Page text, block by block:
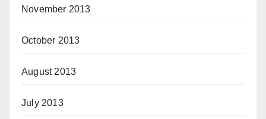
November 2013
October 2013
August 2013
July 2013